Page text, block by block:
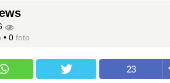
• 0 foto
23